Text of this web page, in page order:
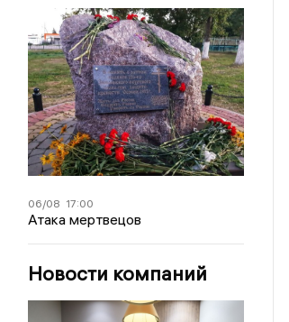
06/08 17:00
Атака мертвецов
Новости компаний